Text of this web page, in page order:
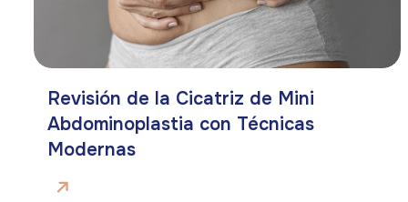
Revisión de la Cicatriz de Mini
Abdominoplastia con Técnicas
Modernas